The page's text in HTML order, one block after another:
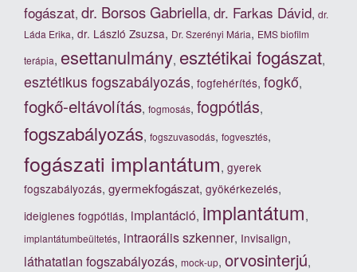
fogászat, dr. Borsos Gabriella, dr. Farkas Dávid, dr.
Láda Erika, dr. László Zsuzsa, Dr. Szerényi Mária, EMS biofilm
terápia, esettanulmány, esztétikai fogászat,
esztétikus fogszabályozás, fogfehérítés, fogkő,
fogkő-eltávolítás, fogmosás, fogpótlás,
fogszabályozás, fogszuvasodás, fogvesztés,
fogászati implantátum, gyerek
fogszabályozás, gyermekfogászat, gyökérkezelés,
ideiglenes fogpótlás, implantáció, implantátum,
implantátumbeültetés, intraorális szkenner, Invisalign,
láthatatlan fogszabályozás, mock-up, orvosinterjú,